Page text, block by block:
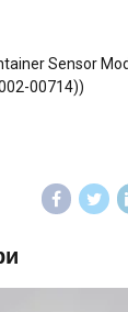
Sensor
00714))